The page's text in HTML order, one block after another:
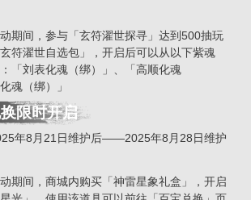
动期间，参与「玄符濯世探寻」达到500抽玩
符濯世自选包」，开启后可以从以下紫魂
「刘表化魂（绑）」、「高顺化魂
魂（绑）」
限时开启
年8月21日维护后——2025年8月28日维护
动期间，商城内购买「神雷星象礼盒」，开启